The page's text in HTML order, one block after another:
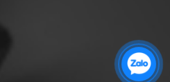
Zalo 2: 0972 14 9900